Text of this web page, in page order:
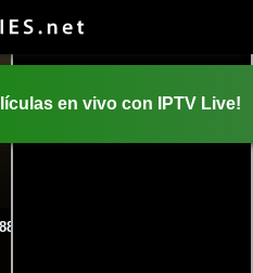
en vivo con IPTV Live!